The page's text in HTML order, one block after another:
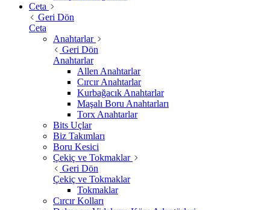
Ceta
Geri Dön
Ceta
Anahtarlar
Geri Dön
Anahtarlar
Allen Anahtarlar
Cırcır Anahtarlar
Kurbağacık Anahtarlar
Maşalı Boru Anahtarları
Torx Anahtarlar
Bits Uçlar
Biz Takımları
Boru Kesici
Çekiç ve Tokmaklar
Geri Dön
Çekiç ve Tokmaklar
Tokmaklar
Cırcır Kolları